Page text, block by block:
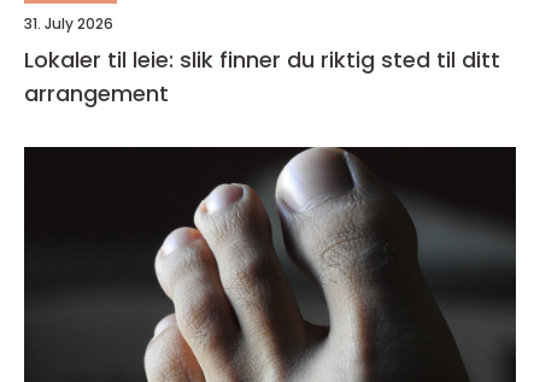
31. July 2026
Lokaler til leie: slik finner du riktig sted til ditt
arrangement